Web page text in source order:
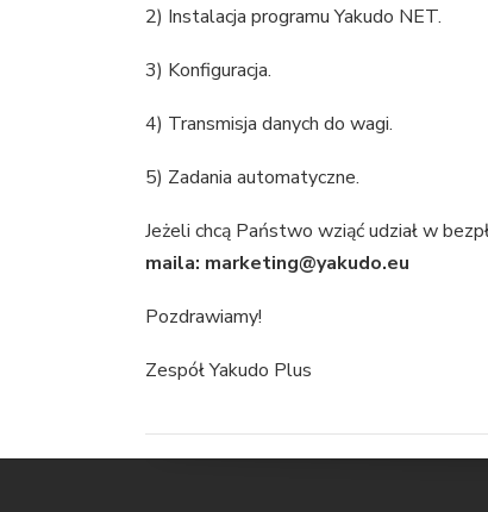
2) Instalacja programu Yakudo NET.
3) Konfiguracja.
4) Transmisja danych do wagi.
5) Zadania automatyczne.
Jeżeli chcą Państwo wziąć udział w
maila: marketing@yakudo.eu
Pozdrawiamy!
Zespół Yakudo Plus